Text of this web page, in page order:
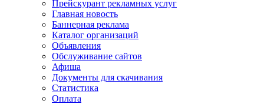
Прейскурант рекламных услуг
Главная новость
Баннерная реклама
Каталог организаций
Объявления
Обслуживание сайтов
Афиша
Документы для скачивания
Статистика
Оплата